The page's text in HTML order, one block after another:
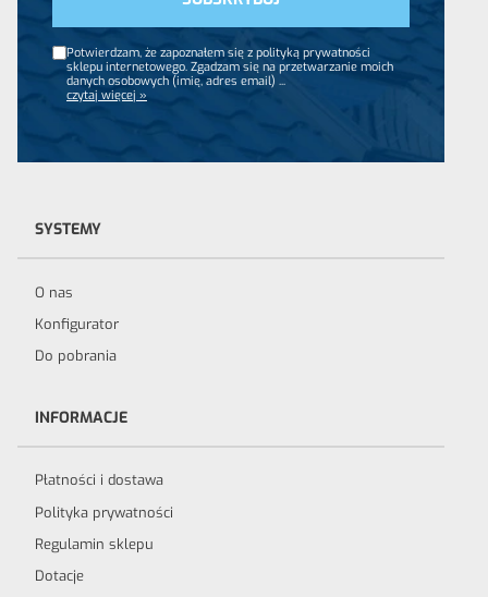
SYSTEMY
O nas
Konfigurator
Do pobrania
INFORMACJE
Płatności i dostawa
Polityka prywatności
Regulamin sklepu
Dotacje
Potwierdzam, że zapoznałem się z polityką prywatności
sklepu internetowego. Zgadzam się na przetwarzanie moich
danych osobowych (imię, adres email) ...
czytaj więcej »